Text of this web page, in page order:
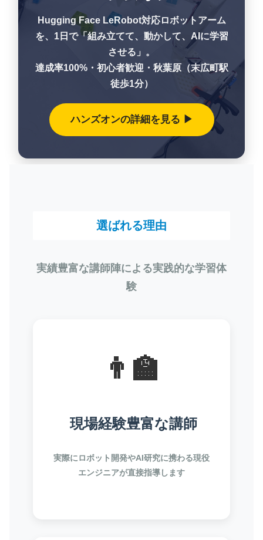
Hugging Face LeRobot対応ロボットアーム
を、1日で「組み立てて、動かして、AIに学習
させる」。
達成率100%・初心者歓迎・秋葉原（末広町駅
徒歩1分）
ハンズオンの詳細を見る ▶
選ばれる理由
実績豊富な講師陣による実践的な学習体
験
👨‍🏫
現場経験豊富な講師
実際にロボット開発やAI研究に携わる現役
エンジニアが直接指導します